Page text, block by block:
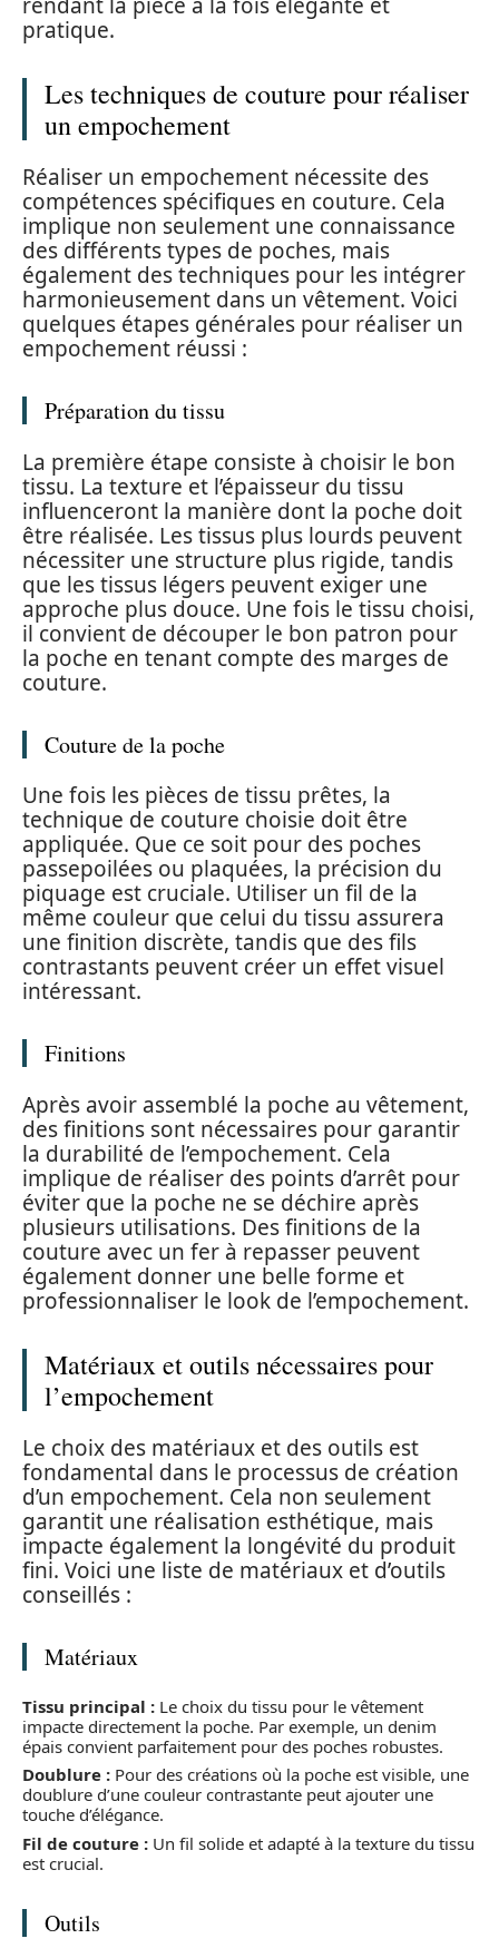
pratique.
Les techniques de couture pour réaliser
un empochement
Réaliser un empochement nécessite des
compétences spécifiques en couture. Cela
implique non seulement une connaissance
des différents types de poches, mais
également des techniques pour les intégrer
harmonieusement dans un vêtement. Voici
quelques étapes générales pour réaliser un
empochement réussi :
Préparation du tissu
La première étape consiste à choisir le bon
tissu. La texture et l’épaisseur du tissu
influenceront la manière dont la poche doit
être réalisée. Les tissus plus lourds peuvent
nécessiter une structure plus rigide, tandis
que les tissus légers peuvent exiger une
approche plus douce. Une fois le tissu choisi,
il convient de découper le bon patron pour
la poche en tenant compte des marges de
couture.
Couture de la poche
Une fois les pièces de tissu prêtes, la
technique de couture choisie doit être
appliquée. Que ce soit pour des poches
passepoilées ou plaquées, la précision du
piquage est cruciale. Utiliser un fil de la
même couleur que celui du tissu assurera
une finition discrète, tandis que des fils
contrastants peuvent créer un effet visuel
intéressant.
Finitions
Après avoir assemblé la poche au vêtement,
des finitions sont nécessaires pour garantir
la durabilité de l’empochement. Cela
implique de réaliser des points d’arrêt pour
éviter que la poche ne se déchire après
plusieurs utilisations. Des finitions de la
couture avec un fer à repasser peuvent
également donner une belle forme et
professionnaliser le look de l’empochement.
Matériaux et outils nécessaires pour
l’empochement
Le choix des matériaux et des outils est
fondamental dans le processus de création
d’un empochement. Cela non seulement
garantit une réalisation esthétique, mais
impacte également la longévité du produit
fini. Voici une liste de matériaux et d’outils
conseillés :
Matériaux
Tissu principal : Le choix du tissu pour le vêtement
impacte directement la poche. Par exemple, un denim
épais convient parfaitement pour des poches robustes.
Doublure : Pour des créations où la poche est visible, une
doublure d’une couleur contrastante peut ajouter une
touche d’élégance.
Fil de couture : Un fil solide et adapté à la texture du tissu
est crucial.
Outils